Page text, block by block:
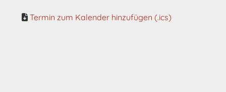
Termin zum Kalender hinzufügen (.ics)